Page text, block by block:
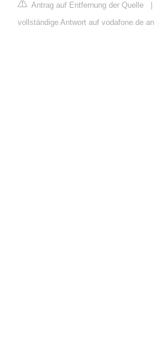
Antrag auf Entfernung der Quelle |
vollständige Antwort auf vodafone.de an